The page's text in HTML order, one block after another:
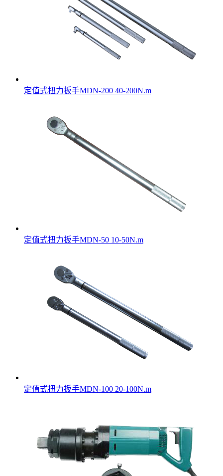
定值式扭力扳手MDN-200 40-200N.m
定值式扭力扳手MDN-50 10-50N.m
定值式扭力扳手MDN-100 20-100N.m